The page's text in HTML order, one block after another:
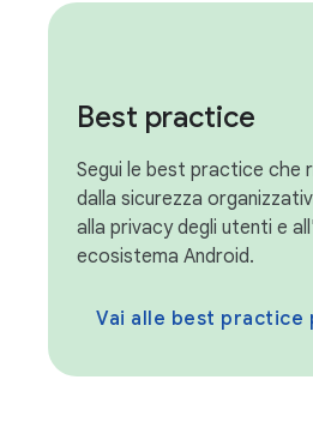
Best practice
Segui le best practice che
dalla sicurezza
alla privacy degli utenti e
ecosistema Android.
Vai alle best practice per